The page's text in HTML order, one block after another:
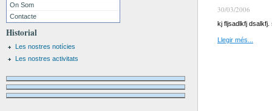
On Som
Contacte
Historial
Les nostres notícies
Les nostres activitats
30/03/2006
kj fljsadlkfj
Llegir més...